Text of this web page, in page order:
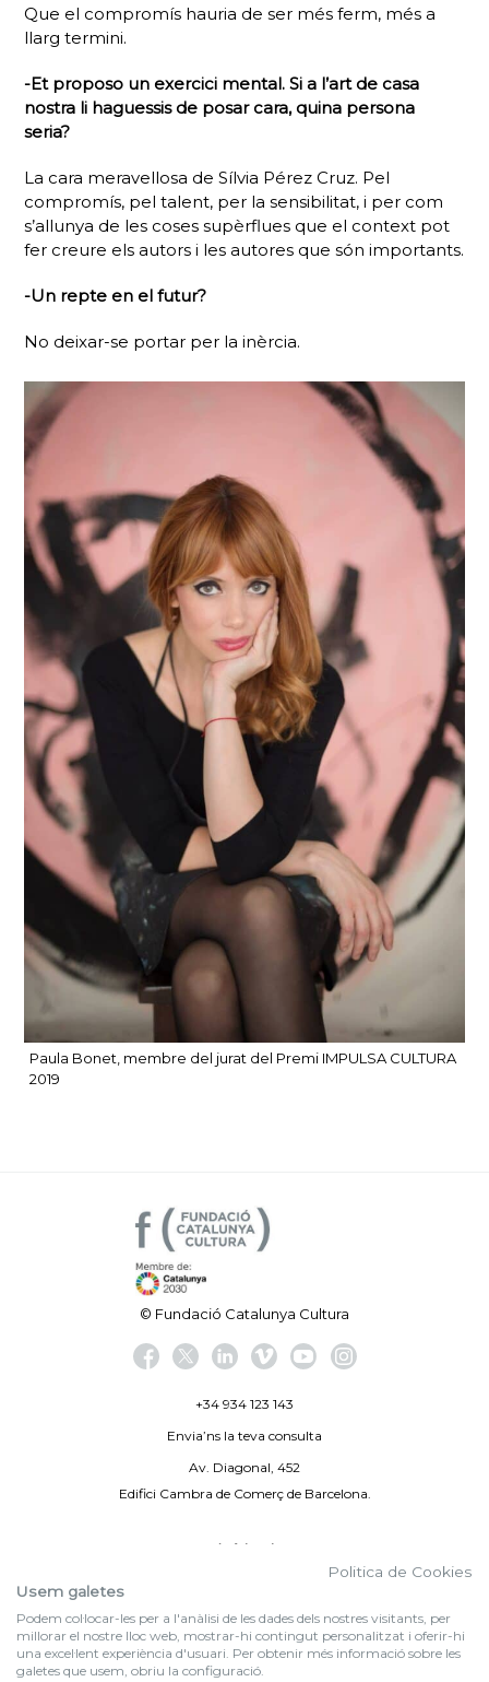
Que el compromís hauria de ser més ferm, més a
llarg termini.
-Et proposo un exercici mental. Si a l’art de casa
nostra li haguessis de posar cara, quina persona
seria?
La cara meravellosa de Sílvia Pérez Cruz. Pel
compromís, pel talent, per la sensibilitat, i per com
s’allunya de les coses supèrflues que el context pot
fer creure els autors i les autores que són importants.
-Un repte en el futur?
No deixar-se portar per la inèrcia.
Paula Bonet, membre del jurat del Premi IMPULSA CULTURA
2019
© Fundació Catalunya Cultura
+34 934 123 143
Envia’ns la teva consulta
Av. Diagonal, 452
Edifici Cambra de Comerç de Barcelona.
Avís legal
By 100X100NET
Politica de Cookies
Usem galetes
Podem col·locar-les per a l'anàlisi de les dades dels nostres visitants, per
millorar el nostre lloc web, mostrar-hi contingut personalitzat i oferir-hi
una excel·lent experiència d'usuari. Per obtenir més informació sobre les
galetes que usem, obriu la configuració.